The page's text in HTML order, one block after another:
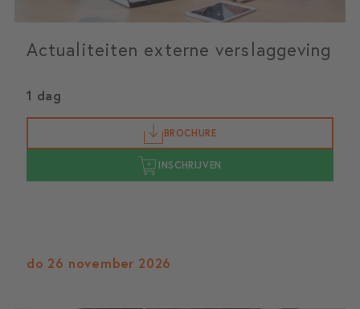
Actualiteiten externe verslaggeving
1 dag
BROCHURE
INSCHRIJVEN
do 26 november 2026